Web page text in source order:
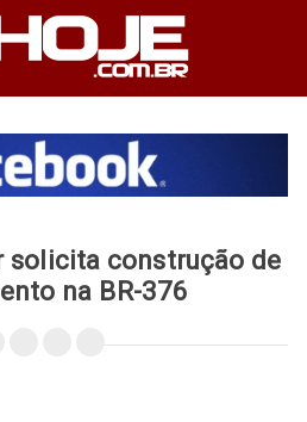
solicita construção de
na BR-376